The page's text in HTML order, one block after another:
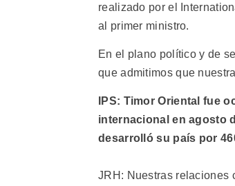
realizado por el
al primer ministro.
En el plano político y de
que admitimos que
IPS: Timor Oriental fue
internacional en agosto
desarrolló su país por
JRH: Nuestras relaciones